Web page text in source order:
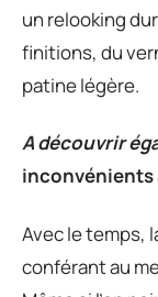
un relooking
finitions, du
patine légère.
A découvrir
Avec le temps,
conférant au